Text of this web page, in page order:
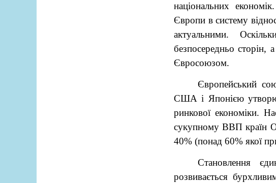
національних
Європи в систему
актуальними.
безпосередньо сторін,
Євросоюзом.
Європейський
США і Японією
ринкової економіки.
сукупному ВВП країн
40% (понад 60% якої
Становлення
розвивається